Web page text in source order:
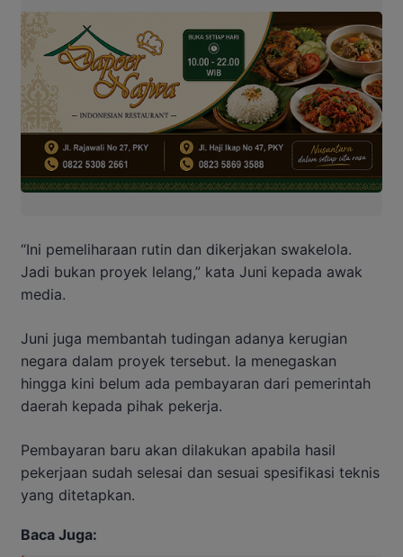
“Ini pemeliharaan rutin dan dikerjakan swakelola.
Jadi bukan proyek lelang,” kata Juni kepada awak
media.
Juni juga membantah tudingan adanya kerugian
negara dalam proyek tersebut. Ia menegaskan
hingga kini belum ada pembayaran dari pemerintah
daerah kepada pihak pekerja.
Pembayaran baru akan dilakukan apabila hasil
pekerjaan sudah selesai dan sesuai spesifikasi teknis
yang ditetapkan.
Baca Juga: